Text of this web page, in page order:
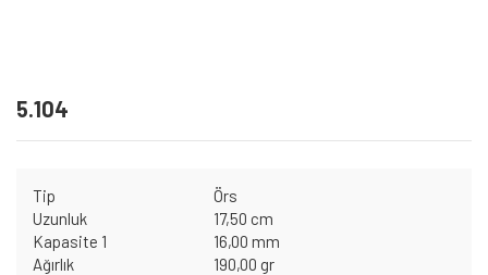
5.104
Tip
Örs
Uzunluk
17,50 cm
Kapasite 1
16,00 mm
Ağırlık
190,00 gr